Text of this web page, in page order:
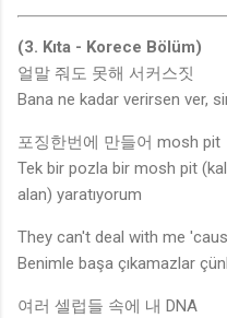
(3. Kıta - Korece Bölüm)
얼말 줘도 못해 서커스짓
Bana ne kadar verirsen ver,
포징한번에 만들어 mosh pit
Tek bir pozla bir mosh pit
alan) yaratıyorum
They can't deal with me
Benimle başa çıkamazlar
여러 셀럽들 속에 내 DNA